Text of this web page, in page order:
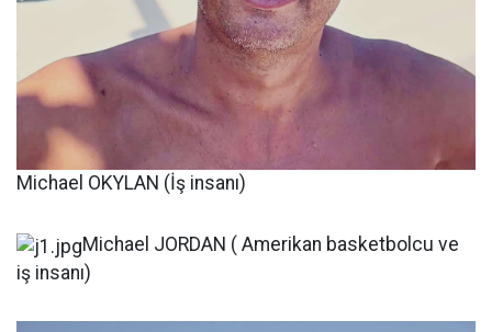
Michael OKYLAN (İş insanı)
Michael JORDAN ( Amerikan basketbolcu ve
iş insanı)